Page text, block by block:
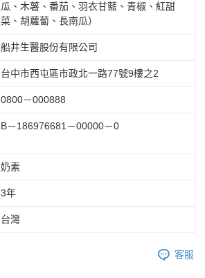
瓜、木薯、番茄、羽衣甘藍、青椒、紅甜
菜、胡蘿蔔、長南瓜）
船井生醫股份有限公司
台中市西屯區市政北一路77號9樓之2
0800－000888
B－186976681－00000－0
奶素
3年
台灣
客服